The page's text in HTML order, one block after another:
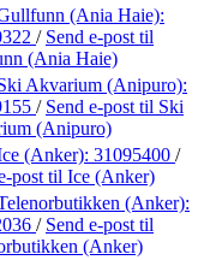
(Ania Haie):
/ Send e-post til
(Ania Haie)
Akvarium (Anipuro):
/ Send e-post til Ski
(Anipuro)
(Anker): 31095400 /
post til Ice (Anker)
(Anker):
/ Send e-post til
(Anker)